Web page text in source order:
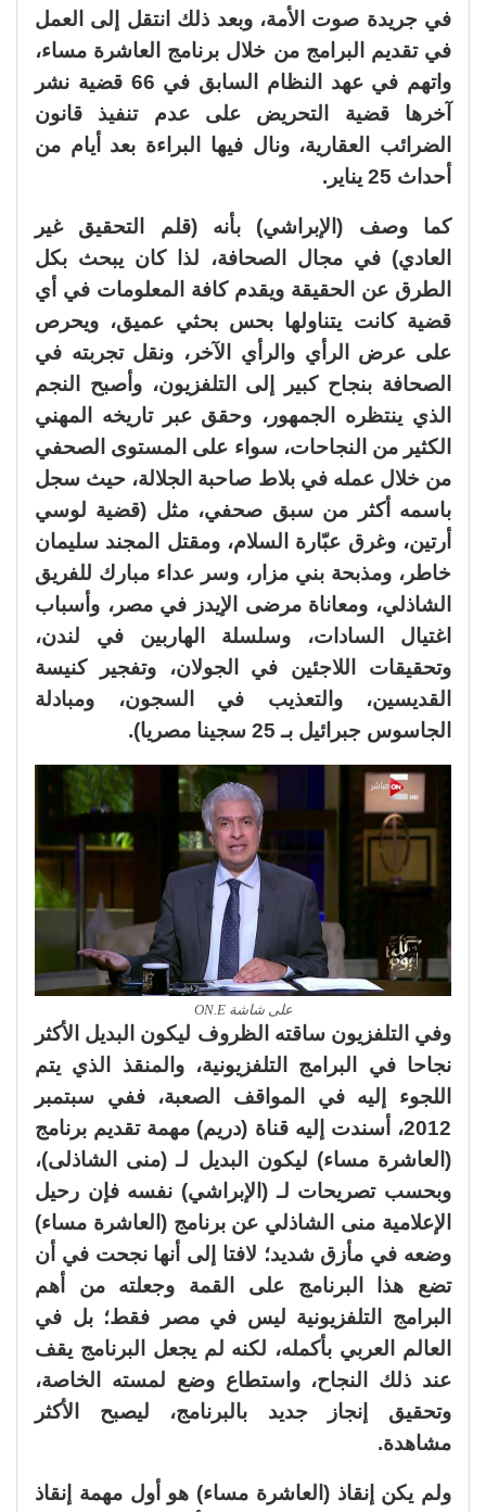
في جريدة صوت الأمة، وبعد ذلك انتقل إلى العمل
في تقديم البرامج من خلال برنامج العاشرة مساء،
واتهم في عهد النظام السابق في 66 قضية نشر
آخرها قضية التحريض على عدم تنفيذ قانون
الضرائب العقارية، ونال فيها البراءة بعد أيام من
أحداث 25 يناير.
كما وصف (الإبراشي) بأنه (قلم التحقيق غير
العادي) في مجال الصحافة، لذا كان يبحث بكل
الطرق عن الحقيقة ويقدم كافة المعلومات في أي
قضية كانت يتناولها بحس بحثي عميق، ويحرص
على عرض الرأي والرأي الآخر، ونقل تجربته في
الصحافة بنجاح كبير إلى التلفزيون، وأصبح النجم
الذي ينتظره الجمهور، وحقق عبر تاريخه المهني
الكثير من النجاحات، سواء على المستوى الصحفي
من خلال عمله في بلاط صاحبة الجلالة، حيث سجل
باسمه أكثر من سبق صحفي، مثل (قضية لوسي
أرتين، وغرق عبّارة السلام، ومقتل المجند سليمان
خاطر، ومذبحة بني مزار، وسر عداء مبارك للفريق
الشاذلي، ومعاناة مرضى الإيدز في مصر، وأسباب
اغتيال السادات، وسلسلة الهاربين في لندن،
وتحقيقات اللاجئين في الجولان، وتفجير كنيسة
القديسين، والتعذيب في السجون، ومبادلة
الجاسوس جبرائيل بـ 25 سجينا مصريا).
على شاشة ON.E
وفي التلفزيون ساقته الظروف ليكون البديل الأكثر
نجاحا في البرامج التلفزيونية، والمنقذ الذي يتم
اللجوء إليه في المواقف الصعبة، ففي سبتمبر
2012، أسندت إليه قناة (دريم) مهمة تقديم برنامج
(العاشرة مساء) ليكون البديل لـ (منى الشاذلى)،
وبحسب تصريحات لـ (الإبراشي) نفسه فإن رحيل
الإعلامية منى الشاذلي عن برنامج (العاشرة مساء)
وضعه في مأزق شديد؛ لافتا إلى أنها نجحت في أن
تضع هذا البرنامج على القمة وجعلته من أهم
البرامج التلفزيونية ليس في مصر فقط؛ بل في
العالم العربي بأكمله، لكنه لم يجعل البرنامج يقف
عند ذلك النجاح، واستطاع وضع لمسته الخاصة،
وتحقيق إنجاز جديد بالبرنامج، ليصبح الأكثر
مشاهدة.
ولم يكن إنقاذ (العاشرة مساء) هو أول مهمة إنقاذ